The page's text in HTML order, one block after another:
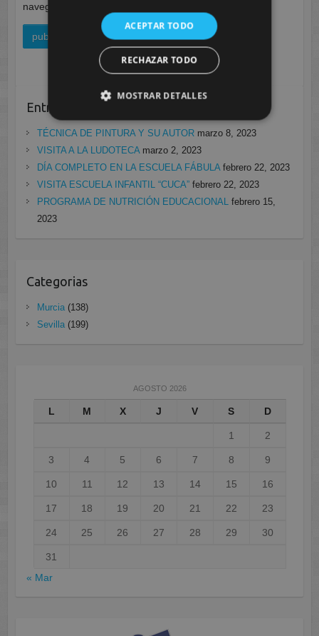
navegador para la próxima vez que comente.
Entradas recientes
TÉCNICA DE PINTURA Y SU AUTOR marzo 8, 2023
VISITA A LA LUDOTECA marzo 2, 2023
DÍA COMPLETO EN LA ESCUELA FÁBULA febrero 22, 2023
VISITA ESCUELA INFANTIL “CUCA” febrero 22, 2023
PROGRAMA DE NUTRICIÓN EDUCACIONAL febrero 15,
2023
Categorias
Murcia(138)
Sevilla(199)
AGOSTO 2026
L M X J V S D
1 2
3 4 5 6 7 8 9
10 11 12 13 14 15 16
17 18 19 20 21 22 23
24 25 26 27 28 29 30
31
« Mar
ACEPTAR TODO
RECHAZAR TODO
MOSTRAR DETALLES